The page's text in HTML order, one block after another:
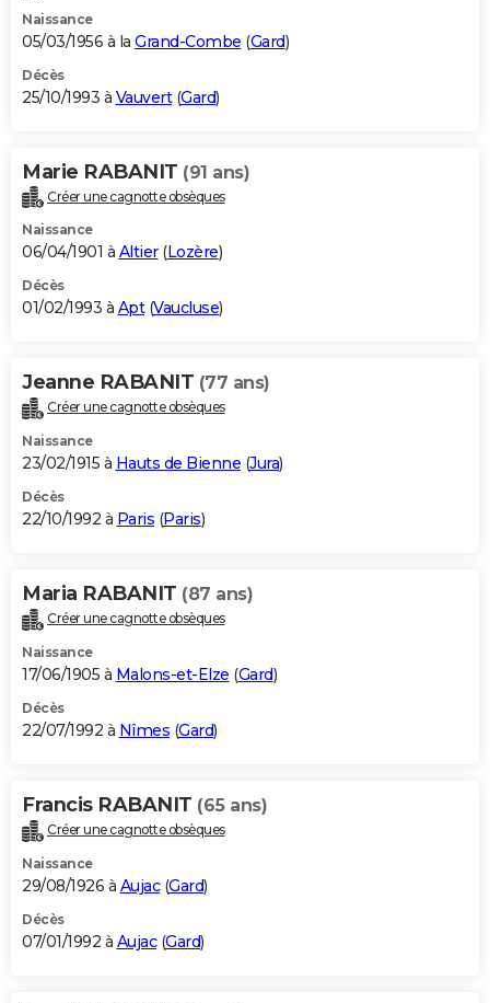
Naissance
05/03/1956 à la Grand-Combe (Gard)
Décès
25/10/1993 à Vauvert(Gard)
Marie RABANIT (91 ans)
Créer une cagnotte obsèques
Naissance
06/04/1901 à Altier(Lozère)
Décès
01/02/1993 à Apt(Vaucluse)
Jeanne RABANIT (77 ans)
Créer une cagnotte obsèques
Naissance
23/02/1915 à Hauts de Bienne (Jura)
Décès
22/10/1992 à Paris (Paris)
Maria RABANIT (87 ans)
Créer une cagnotte obsèques
Naissance
17/06/1905 à Malons-et-Elze (Gard)
Décès
22/07/1992 à Nîmes (Gard)
Francis RABANIT (65 ans)
Créer une cagnotte obsèques
Naissance
29/08/1926 à Aujac(Gard)
Décès
07/01/1992 à Aujac(Gard)